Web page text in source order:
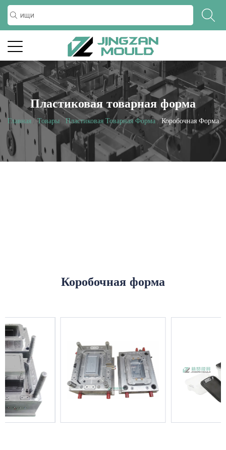
Пластиковая товарная форма
Главная/Товары/Пластиковая Товарная Форма/Коробочная Форма
Коробочная форма